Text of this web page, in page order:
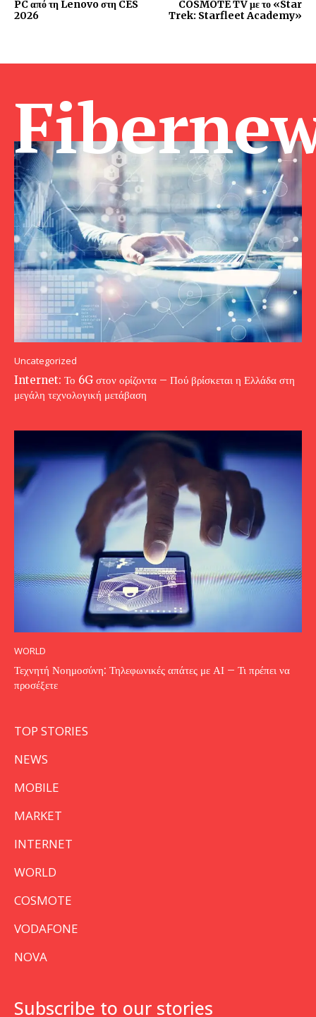
PC από τη Lenovo στη CES
2026
COSMOTE TV με το «Star
Trek: Starfleet Academy»
Uncategorized
Internet: Το 6G στον ορίζοντα – Πού βρίσκεται η Ελλάδα στη
μεγάλη τεχνολογική μετάβαση
WORLD
Τεχνητή Νοημοσύνη: Τηλεφωνικές απάτες με ΑΙ – Τι πρέπει να
προσέξετε
TOP STORIES
NEWS
MOBILE
MARKET
INTERNET
WORLD
COSMOTE
VODAFONE
NOVA
Subscribe to our stories